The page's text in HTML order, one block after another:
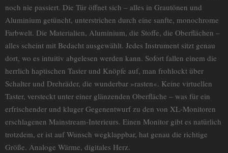
noch nie passiert. Die Tür öffnet sich – alles in Grautönen und
Aluminium getüncht, unterstrichen durch eine sanfte, monochrome
Farbwelt. Die Materialien, Aluminium, die Stoffe, die Oberflächen –
alles scheint mit Bedacht ausgewählt. Jedes Instrument sitzt genau
dort, wo es intuitiv abgelesen werden kann. Sofort fallen einem die
herrlich haptischen Taster und Knöpfe auf, man frohlockt über
Schalter und Drehräder, die wunderbar »rasten«. Keine virtuellen
Taster, versteckt unter einer glänzenden Oberfläche – was für ein
erfrischender und kluger Gegenentwurf zu den von XL-Monitoren
erschlagenen Mainstream-Interieurs. Einen Monitor gibt es natürlich
trotzdem, er ist auf Wunsch wegklappbar, hat genau die richtige
Größe. Analoge Wärme, digitales Herz.